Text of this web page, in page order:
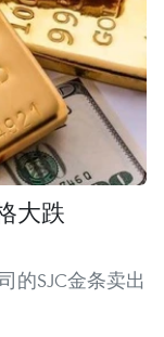
大跌
的SJC金条卖出